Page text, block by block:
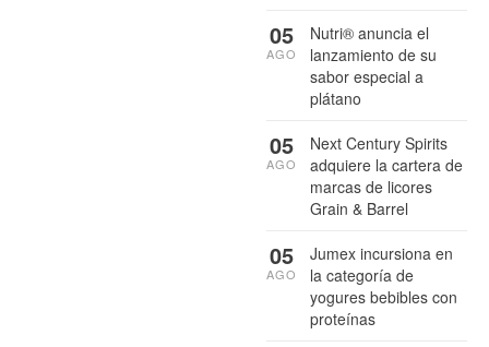
Nutri® anuncia el
lanzamiento de su
sabor especial a
plátano
05
AGO
Next Century Spirits
adquiere la cartera de
marcas de licores
Grain & Barrel
05
AGO
Jumex incursiona en
la categoría de
yogures bebibles con
proteínas
05
AGO